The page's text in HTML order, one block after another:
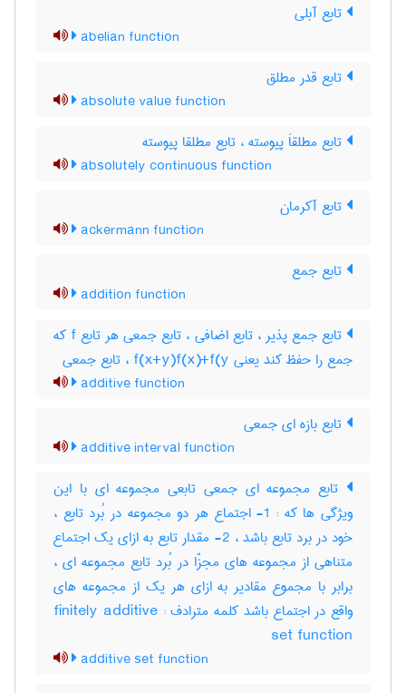
تابع آبلی
abelian function
تابع قدر مطلق
absolute value function
تابع مطلقاَ پیوسته ، تابع مطلقا پیوسته
absolutely continuous function
تابع آکرمان
ackermann function
تابع جمع
addition function
تابع جمع پذیر ، تابع اضافی ، تابع جمعی هر تابع f که
جمع را حفظ کند یعنی f(x+y)f(x)+f(y ، تابع جمعی
additive function
تابع بازه ای جمعی
additive interval function
تابع مجموعه ای جمعی تابعی مجموعه ای با این
ویژگی ها که : 1- اجتماع هر دو مجموعه در بُرد تابع ،
خود در برد تابع باشد ، 2- مقدار تابع به ازای یک اجتماع
متناهی از مجموعه های مجزّا در بُرد تابع مجموعه ای ،
برابر با مجموع مقادیر به ازای هر یک از مجموعه های
واقع در اجتماع باشد کلمه مترادف : finitely additive
set function
additive set function